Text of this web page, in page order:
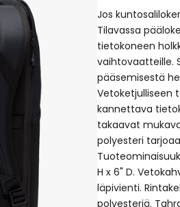
Jos
Tilavassa
tietokoneen
vaihtovaatteille.
pääsemisestä
Vetoketjulliseen
kannettava
takaavat
polyesteri
H x 6" D.
läpivienti.
polyesteriä.